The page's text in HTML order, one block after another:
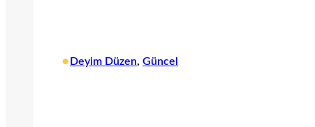
• Deyim Düzen, Güncel